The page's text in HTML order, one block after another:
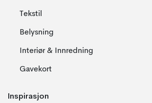
Tekstil
Belysning
Interiør & Innredning
Gavekort
Inspirasjon